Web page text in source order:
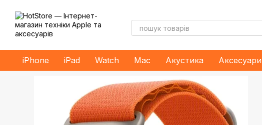
iPhone iPad Watch Mac Акустика Аксесуари